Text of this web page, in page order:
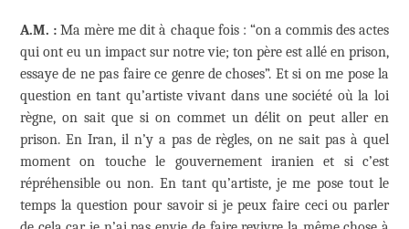
A.M. : Ma mère me dit à chaque fois : “on a commis des actes
qui ont eu un impact sur notre vie; ton père est allé en prison,
essaye de ne pas faire ce genre de choses”. Et si on me pose la
question en tant qu’artiste vivant dans une société où la loi
règne, on sait que si on commet un délit on peut aller en
prison. En Iran, il n’y a pas de règles, on ne sait pas à quel
moment on touche le gouvernement iranien et si c’est
répréhensible ou non. En tant qu’artiste, je me pose tout le
temps la question pour savoir si je peux faire ceci ou parler